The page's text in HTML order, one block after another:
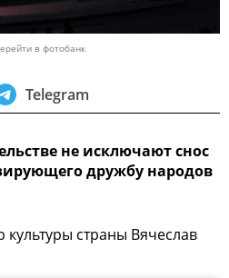
в фотобанк
Telegram
не исключают снос
дружбу народов
культуры страны Вячеслав